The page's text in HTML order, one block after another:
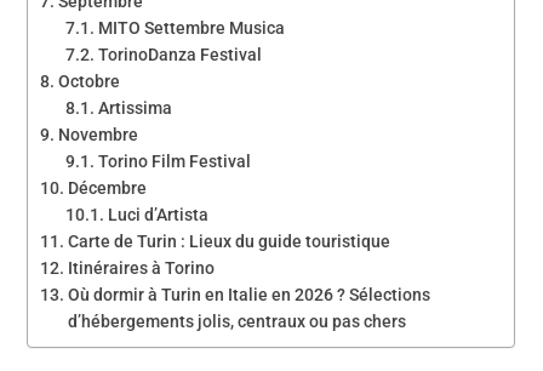
MITO Settembre Musica
TorinoDanza Festival
Octobre
Artissima
Novembre
Torino Film Festival
Décembre
Luci d’Artista
Carte de Turin : Lieux du guide touristique
Itinéraires à Torino
Où dormir à Turin en Italie en 2026 ? Sélections
d’hébergements jolis, centraux ou pas chers